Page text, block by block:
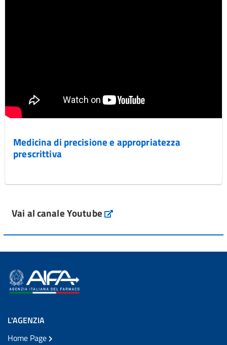
Medicina di precisione e appropriatezza
prescrittiva
Vai al canale Youtube
L'AGENZIA
Home Page